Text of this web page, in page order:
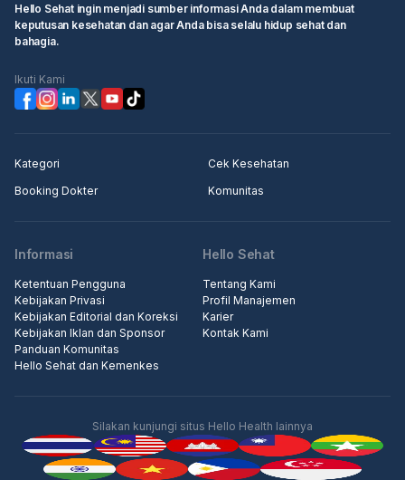
Hello Sehat ingin menjadi sumber informasi Anda dalam membuat
keputusan kesehatan dan agar Anda bisa selalu hidup sehat dan
bahagia.
Ikuti Kami
Kategori
Cek Kesehatan
Booking Dokter
Komunitas
Informasi
Ketentuan Pengguna
Kebijakan Privasi
Kebijakan Editorial dan Koreksi
Kebijakan Iklan dan Sponsor
Panduan Komunitas
Hello Sehat dan Kemenkes
Hello Sehat
Tentang Kami
Profil Manajemen
Karier
Kontak Kami
Silakan kunjungi situs Hello Health lainnya